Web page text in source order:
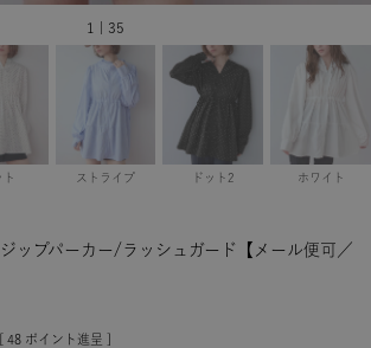
1 | 35
ト ストライプ ドット2 ホワイト
ップパーカー/ラッシュガード【メール便可／
48 ポイント進呈 ]